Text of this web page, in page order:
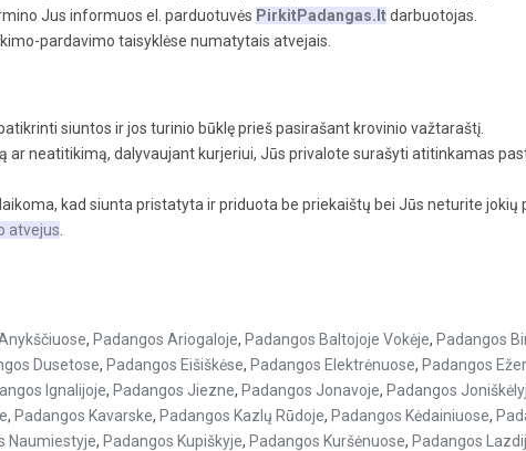
Jus informuos el. parduotuvės PirkitPadangas.ltdarbuotojas.
pardavimo taisyklėse numatytais atvejais.
siuntos ir jos turinio būklę prieš pasirašant krovinio važtaraštį.
ar neatitikimą, dalyvaujant kurjeriui, Jūs privalote surašyti atitinkamas
kad siunta pristatyta ir priduota be priekaištų bei Jūs neturite jokių
atvejus
, Padangos Ariogaloje, Padangos Baltojoje Vokėje, Padangos
Dusetose, Padangos Eišiškėse, Padangos Elektrėnuose, Padangos
Ignalijoje, Padangos Jiezne, Padangos Jonavoje, Padangos
, Padangos Kavarske, Padangos Kazlų Rūdoje, Padangos Kėdainiuose,
Naumiestyje, Padangos Kupiškyje, Padangos Kuršėnuose, Padangos